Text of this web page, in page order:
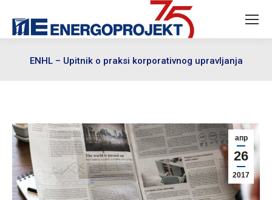
ENHL – Upitnik o praksi korporativnog upravljanja
апр
26
2017